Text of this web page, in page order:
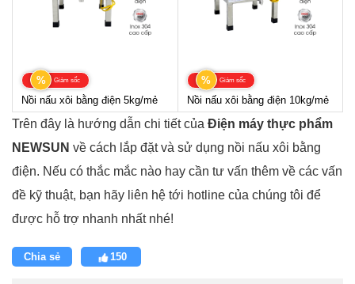
% Giảm sốc
Nồi nấu xôi bằng điện 5kg/mẻ
% Giảm sốc
Nồi nấu xôi bằng điện 10kg/mẻ
Trên đây là hướng dẫn chi tiết của Điện máy thực phẩm
NEWSUN về cách lắp đặt và sử dụng nồi nấu xôi bằng
điện. Nếu có thắc mắc nào hay cần tư vấn thêm về các vấn
đề kỹ thuật, bạn hãy liên hệ tới hotline của chúng tôi để
được hỗ trợ nhanh nhất nhé!
Chia sẻ 150